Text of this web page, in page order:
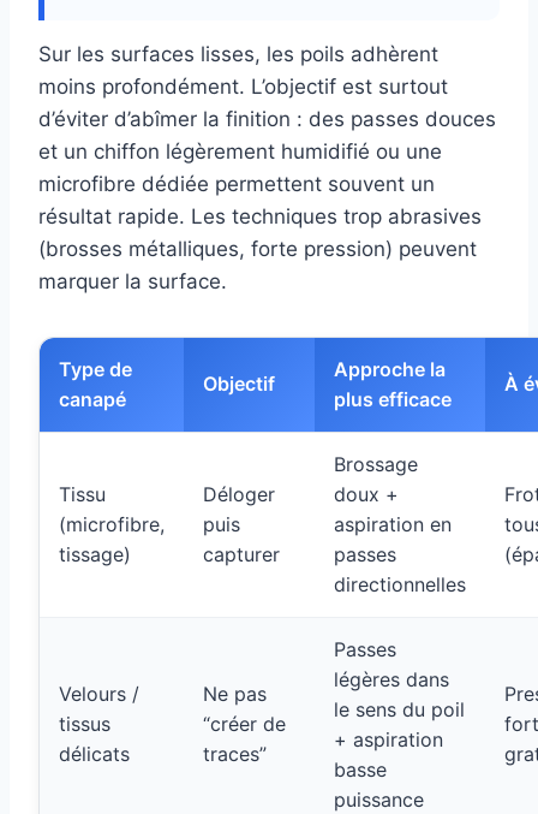
Sur les surfaces lisses, les poils adhèrent
moins profondément. L’objectif est surtout
d’éviter d’abîmer la finition : des passes douces
et un chiffon légèrement humidifié ou une
microfibre dédiée permettent souvent un
résultat rapide. Les techniques trop abrasives
(brosses métalliques, forte pression) peuvent
marquer la surface.
Type de
canapé
Objectif
Approche la
plus efficace
À
Tissu
(microfibre,
tissage)
Déloger
puis
capturer
Brossage
doux +
aspiration en
passes
directionnelles
Velours /
tissus
délicats
Ne pas
“créer de
traces”
Passes
légères dans
le sens du poil
+ aspiration
basse
puissance